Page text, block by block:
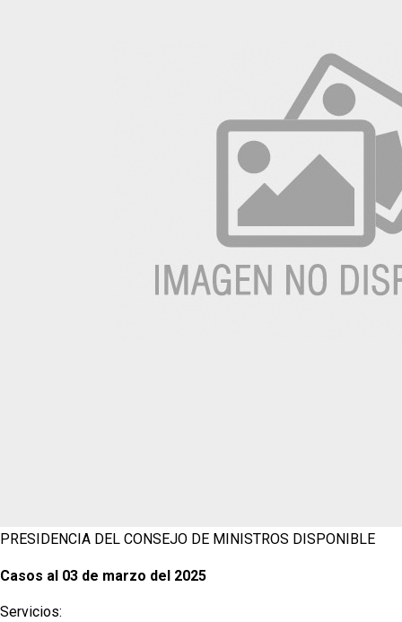
PRESIDENCIA DEL CONSEJO DE MINISTROS DISPONIBLE
Casos al 03 de marzo del 2025
Servicios: